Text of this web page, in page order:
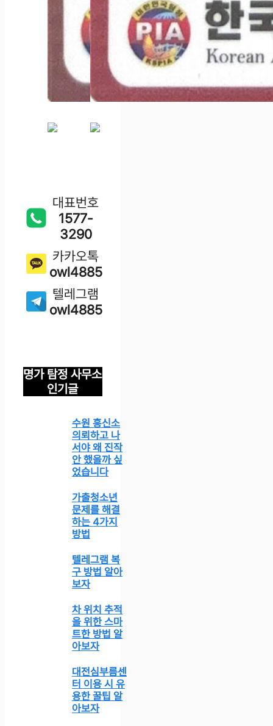
대표번호
1577-
3290
카카오톡
owl4885
텔레그램
owl4885
명가 탐정 사무소
인기글
수원 흥신소
의뢰하고 나
서야 왜 진작
안 했을까 싶
었습니다
가출청소년
문제를 해결
하는 4가지
방법
텔레그램 복
구 방법 알아
보자
차 위치 추적
을 위한 스마
트한 방법 알
아보자
대전심부름센
터 이용 시 유
용한 꿀팁 알
아보자